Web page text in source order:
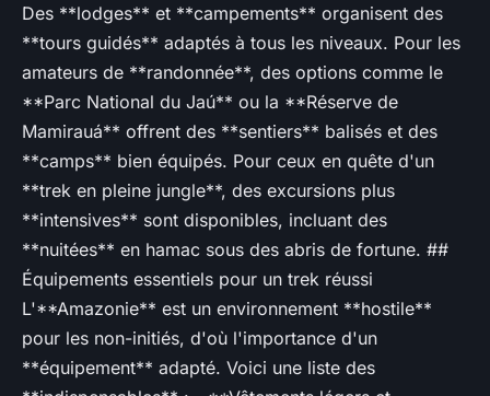
Des **lodges** et **campements** organisent des
**tours guidés** adaptés à tous les niveaux. Pour les
amateurs de **randonnée**, des options comme le
**Parc National du Jaú** ou la **Réserve de
Mamirauá** offrent des **sentiers** balisés et des
**camps** bien équipés. Pour ceux en quête d'un
**trek en pleine jungle**, des excursions plus
**intensives** sont disponibles, incluant des
**nuitées** en hamac sous des abris de fortune. ##
Équipements essentiels pour un trek réussi
L'**Amazonie** est un environnement **hostile**
pour les non-initiés, d'où l'importance d'un
**équipement** adapté. Voici une liste des